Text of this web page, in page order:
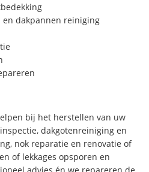
en dakpannen reiniging
bij het herstellen van uw
dakgotenreiniging en
nok reparatie en renovatie of
of lekkages opsporen en